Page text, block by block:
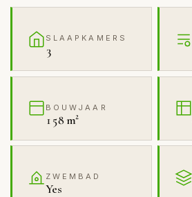
SLAAPKAMERS
3
BOUWJAAR
158 m²
ZWEMBAD
Yes